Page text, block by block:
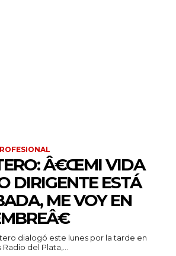
Â€ŒMI VIDA
DIRIGENTE ESTÁ
ME VOY EN
dialogó este lunes por la tarde en
del Plata,...